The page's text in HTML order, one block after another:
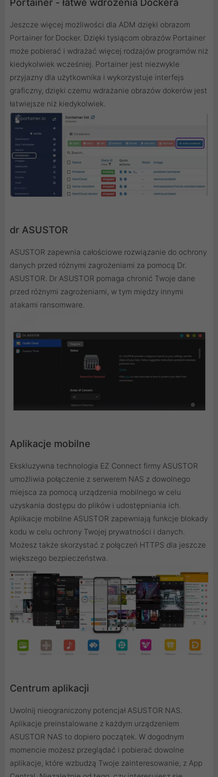
Portainer - łatwe wdrożenia Dockera
Jeszcze więcej możliwości dla ADM dzięki obrazom
Portainer for Docker. Dzięki tysiącom obrazów Portainer
może pobierać i wdrażać więcej rodzajów programów niż
kiedykolwiek wcześniej. Portainer jest niezwykle
przyjazny dla użytkownika i wykorzystuje interfejs
graficzny, dzięki czemu wdrażanie obrazów dokerów jest
łatwiejsze niż kiedykolwiek.
dr ASUSTOR
ASUSTOR zapewnia całościowe rozwiązanie do ochrony
danych przed różnymi zagrożeniami za pomocą Dr.
ASUSTOR. Dr ASUSTOR pomaga chronić Twoje dane
przed różnymi zagrożeniami, w tym między innymi
atakami ransomware.
Aplikacje mobilne
Ekskluzywna technologia EZ Connect firmy ASUSTOR
umożliwia połączenie z serwerem NAS z dowolnego
miejsca za pomocą urządzenia mobilnego w celu
uzyskania dostępu do plików i udostępniania ich.
Aplikacje mobilne ASUSTOR zapewniają funkcje blokady
kodu w celu ochrony Twojej prywatności i danych.
Możesz także skorzystać z połączeń HTTPS dla jeszcze
większego bezpieczeństwa.
Centrum aplikacji
Uwolnij nieograniczony potencjał ASUSTOR NAS.
Aplikacje preinstalowane z każdym urządzeniem
ASUSTOR NAS to dopiero początek. W dogodnym
momencie możesz przeglądać i pobierać dowolne
aplikacje, które wzbudzą Twoje zainteresowanie, z App